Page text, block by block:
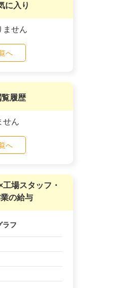
に入り
ません
へ
覧履歴
せん
へ
場スタッフ・
の給与
ラフ